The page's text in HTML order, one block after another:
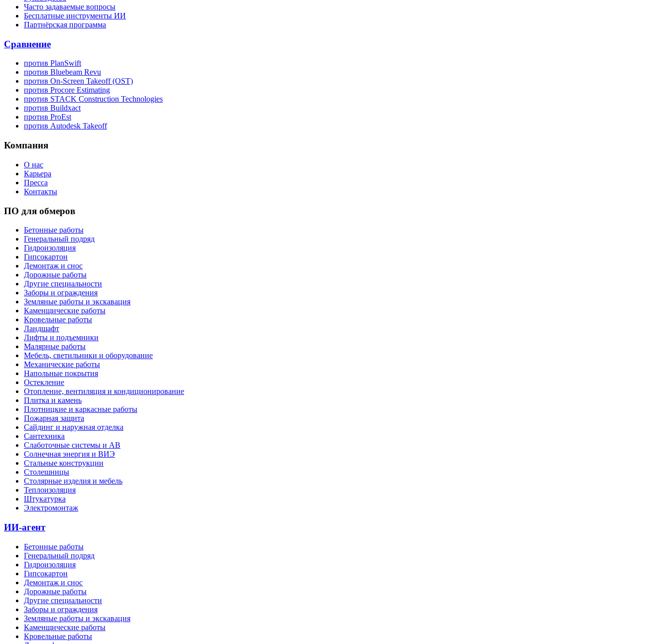
Часто задаваемые вопросы
Бесплатные инструменты ИИ
Партнёрская программа
Сравнение
против PlanSwift
против Bluebeam Revu
против On-Screen Takeoff (OST)
против Procore Estimating
против STACK Construction Technologies
против Buildxact
против ProEst
против Autodesk Takeoff
Компания
О нас
Карьера
Пресса
Контакты
ПО для обмеров
Бетонные работы
Генеральный подряд
Гидроизоляция
Гипсокартон
Демонтаж и снос
Дорожные работы
Другие специальности
Заборы и ограждения
Земляные работы и экскавация
Каменщические работы
Кровельные работы
Ландшафт
Лифты и подъемники
Малярные работы
Мебель, светильники и оборудование
Механические работы
Напольные покрытия
Остекление
Отопление, вентиляция и кондиционирование
Плитка и камень
Плотницкие и каркасные работы
Пожарная защита
Сайдинг и наружная отделка
Сантехника
Слаботочные системы и АВ
Солнечная энергия и ВИЭ
Стальные конструкции
Столешницы
Столярные изделия и мебель
Теплоизоляция
Штукатурка
Электромонтаж
ИИ-агент
Бетонные работы
Генеральный подряд
Гидроизоляция
Гипсокартон
Демонтаж и снос
Дорожные работы
Другие специальности
Заборы и ограждения
Земляные работы и экскавация
Каменщические работы
Кровельные работы